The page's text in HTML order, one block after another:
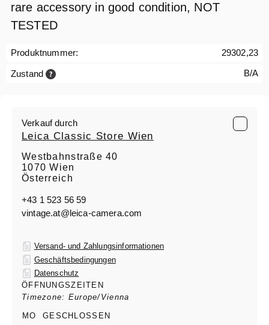
rare accessory in good condition, NOT
TESTED
Produktnummer: 29302,23
Zustand B/A
Verkauf durch
Leica Classic Store Wien
Westbahnstraße 40
1070 Wien
Österreich
+43 1 523 56 59
vintage.at@leica-camera.com
Versand- und Zahlungsinformationen
Geschäftsbedingungen
Datenschutz
ÖFFNUNGSZEITEN
Timezone: Europe/Vienna
MO
GESCHLOSSEN